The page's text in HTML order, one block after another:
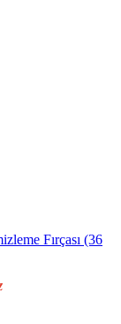
Fırçası (36